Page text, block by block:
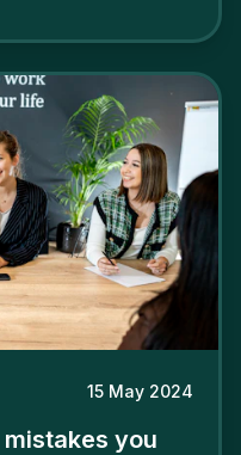
15 May 2024
you